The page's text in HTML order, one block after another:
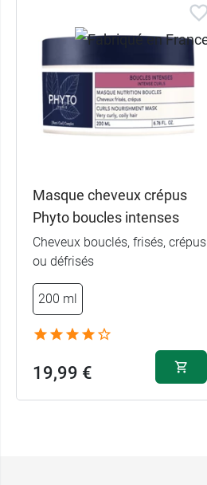
Masque cheveux crépus
Phyto boucles intenses
Cheveux bouclés, frisés, crépus
ou défrisés
200 ml
19,99 €